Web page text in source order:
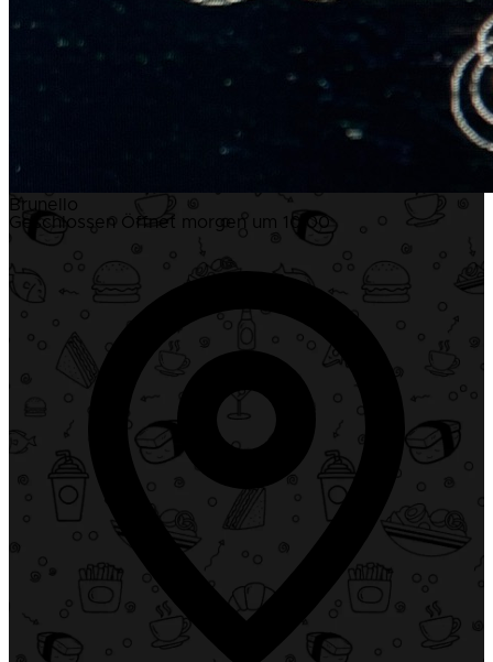
Brunello
Geschlossen Öffnet morgen um 10:00